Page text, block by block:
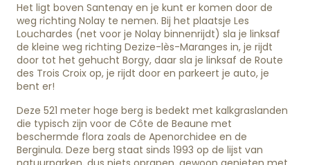
Het ligt boven Santenay en je kunt er komen door de
weg richting Nolay te nemen. Bij het plaatsje Les
Louchardes (net voor je Nolay binnenrijdt) sla je linksaf
de kleine weg richting Dezize-lès-Maranges in, je rijdt
door tot het gehucht Borgy, daar sla je linksaf de Route
des Trois Croix op, je rijdt door en parkeert je auto, je
bent er!
Deze 521 meter hoge berg is bedekt met kalkgraslanden
die typisch zijn voor de Côte de Beaune met
beschermde flora zoals de Apenorchidee en de
Berginula. Deze berg staat sinds 1993 op de lijst van